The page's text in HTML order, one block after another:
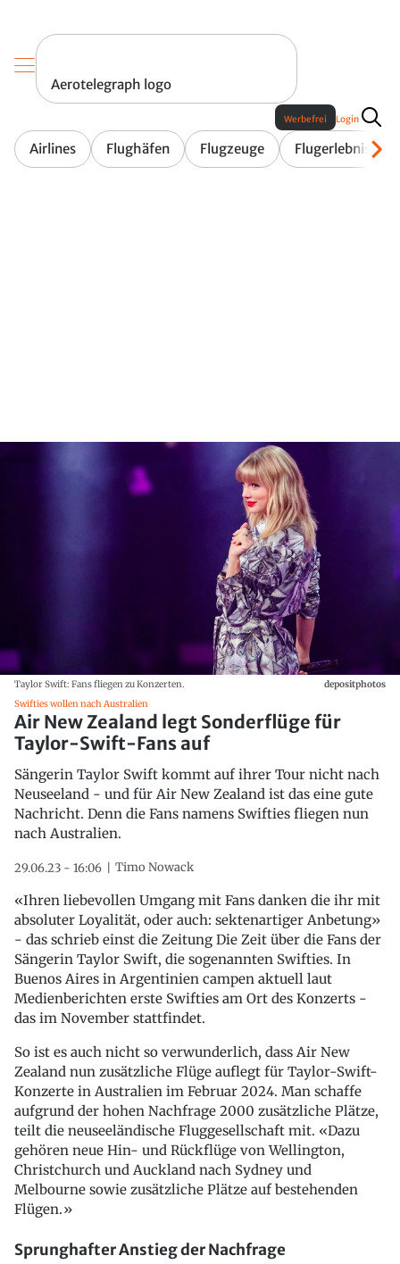
Aerotelegraph logo
Airlines Flughäfen Flugzeuge Flugerlebnis
Werbefrei Login
Taylor Swift: Fans fliegen zu Konzerten.
depositphotos
Swifties wollen nach Australien
Air New Zealand legt Sonderflüge für
Taylor-Swift-Fans auf
Sängerin Taylor Swift kommt auf ihrer Tour nicht nach
Neuseeland - und für Air New Zealand ist das eine gute
Nachricht. Denn die Fans namens Swifties fliegen nun
nach Australien.
29.06.23 - 16:06 Timo Nowack
«Ihren liebevollen Umgang mit Fans danken die ihr mit
absoluter Loyalität, oder auch: sektenartiger Anbetung»
- das schrieb einst die Zeitung Die Zeit über die Fans der
Sängerin Taylor Swift, die sogenannten Swifties. In
Buenos Aires in Argentinien campen aktuell laut
Medienberichten erste Swifties am Ort des Konzerts -
das im November stattfindet.
So ist es auch nicht so verwunderlich, dass Air New
Zealand nun zusätzliche Flüge auflegt für Taylor-Swift-
Konzerte in Australien im Februar 2024. Man schaffe
aufgrund der hohen Nachfrage 2000 zusätzliche Plätze,
teilt die neuseeländische Fluggesellschaft mit. «Dazu
gehören neue Hin- und Rückflüge von Wellington,
Christchurch und Auckland nach Sydney und
Melbourne sowie zusätzliche Plätze auf bestehenden
Flügen.»
Sprunghafter Anstieg der Nachfrage